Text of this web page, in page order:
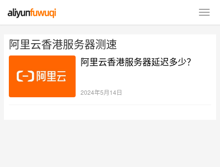
阿里云香港服务器测速
阿里云香港服务器延迟多少？
2024年5月14日